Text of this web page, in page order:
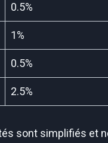
0.5%
1%
0.5%
2.5%
sont simplifiés et